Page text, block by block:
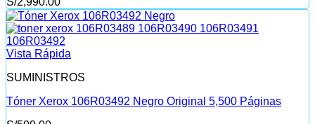
Vista Rápida
SUMINISTROS
Tóner Xerox 106R03492 Negro Original 5,500 Páginas